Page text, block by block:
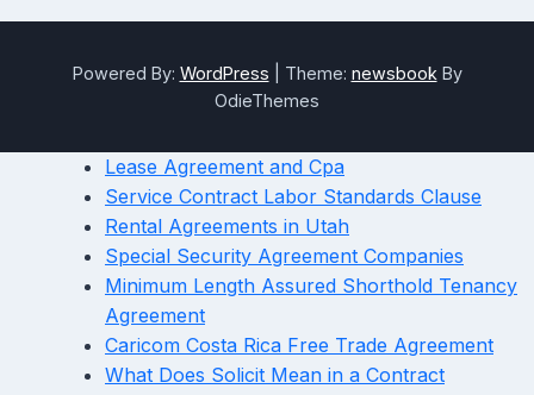
Powered By: WordPress Theme: newsbook By
OdieThemes
Lease Agreement and Cpa
Service Contract Labor Standards Clause
Rental Agreements in Utah
Special Security Agreement Companies
Minimum Length Assured Shorthold Tenancy
Agreement
Caricom Costa Rica Free Trade Agreement
What Does Solicit Mean in a Contract